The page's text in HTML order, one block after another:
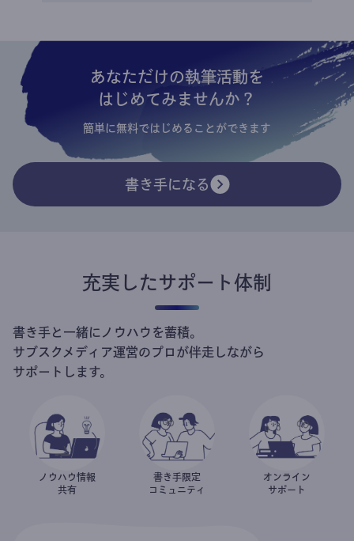
あなただけの執筆活動を
はじめてみませんか？
簡単に無料ではじめることができます
書き手になる
充実したサポート体制
書き手と一緒にノウハウを蓄積。
サブスクメディア運営のプロが伴走しながら
サポートします。
ノウハウ情報
共有
書き手限定
コミュニティ
オンライン
サポート